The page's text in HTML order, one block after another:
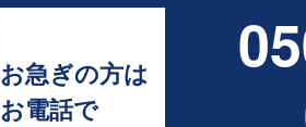
お急ぎの方は
お電話で